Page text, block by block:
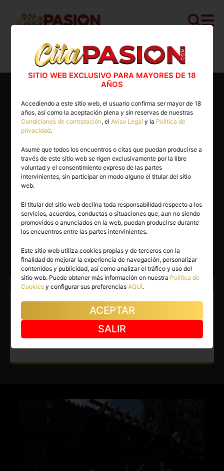
Cita PASION.COM>Escorts>Sevilla>
Sevilla capital>Lucia
22 años
LUCIA
Sevilla capital(Sevilla)
(4)
Atiendo a: Hombres
Escort en Sevilla capital. Soy
una chica de Sevilla, auténtica
y encantadora.
SITIO WEB EXCLUSIVO PARA MAYORES DE 18
AÑOS
Accediendo a este sitio web, el usuario confirma ser mayor de 18
años, así como la aceptación plena y sin reservas de nuestras
Condiciones de contratación, elAviso Legal y la Política de
privacidad.
Asume que todos los encuentros o citas que puedan producirse a
través de este sitio web se rigen exclusivamente por la libre
voluntad y el consentimiento expreso de las partes
intervinientes, sin participar en modo alguno el titular del sitio
web.
El titular del sitio web declina toda responsabilidad respecto a los
servicios, acuerdos, conductas o situaciones que, aun no siendo
promovidos o anunciados en la web, puedan producirse durante
los encuentros entre las partes intervinientes.
Este sitio web utiliza cookies propias y de terceros con la
finalidad de mejorar la experiencia de navegación, personalizar
contenidos y publicidad, así como analizar el tráfico y uso del
sitio web. Puede obtener más información en nuestra Política de
Cookies y configurar sus preferenciasAQUÍ.
ACEPTAR
SALIR